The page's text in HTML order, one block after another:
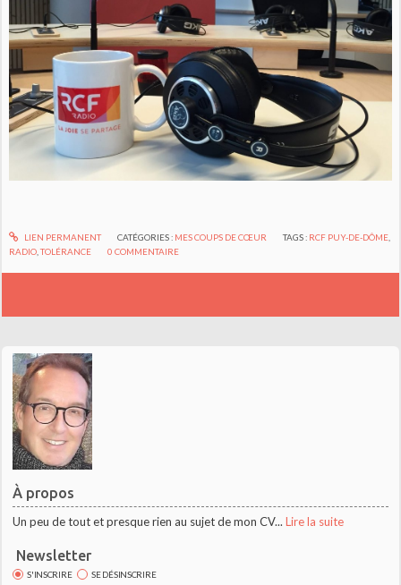
À propos
Un peu de tout et presque rien au sujet de mon CV... Lire la suite
Newsletter
S'INSCRIRE SE DÉSINSCRIRE
LIEN PERMANENT CATÉGORIES : MES COUPS DE CŒUR TAGS : RCF PUY-DE-DÔME
RADIO ,TOLÉRANCE 0 COMMENTAIRE